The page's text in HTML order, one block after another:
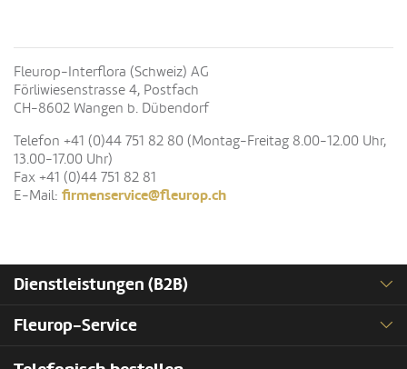
Fleurop-Interflora (Schweiz) AG
Förliwiesenstrasse 4, Postfach
CH-8602 Wangen b. Dübendorf
Telefon +41 (0)44 751 82 80 (Montag-Freitag 8.00-12.00 Uhr,
13.00-17.00 Uhr)
Fax +41 (0)44 751 82 81
E-Mail: firmenservice@fleurop.ch
Dienstleistungen (B2B)
Fleurop-Service